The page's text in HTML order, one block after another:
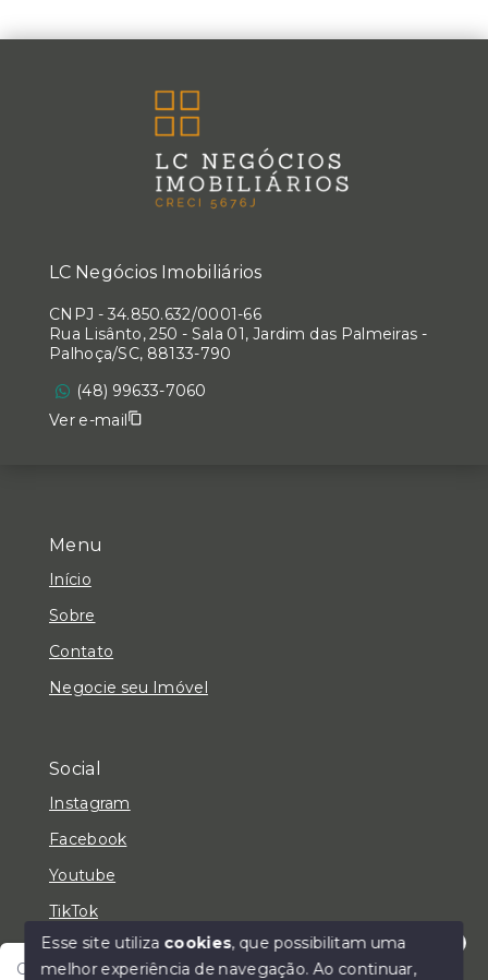
Olá! Fale com um de nossos corretores e encontre
Menu
Início
Sobre
Contato
Negocie seu Imóvel
Social
Instagram
Facebook
Youtube
TikTok
LC Negócios Imobiliários
CNPJ - 34.850.632/0001-66
Rua Lisânto, 250 - Sala 01, Jardim das Palmeiras -
Palhoça/SC, 88133-790
(48) 99633-7060
Ver e-mail
Esse site utiliza cookies, que possibilitam uma
melhor experiência de navegação.Ao continuar,